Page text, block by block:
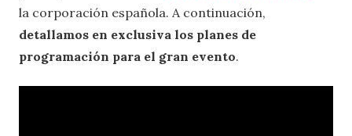
la corporación española. A continuación,
detallamos en exclusiva los planes de
programación para el gran evento.